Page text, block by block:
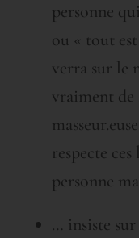
personne
ou « tout
verra sur le
vraiment de
respecte
personne
… insiste